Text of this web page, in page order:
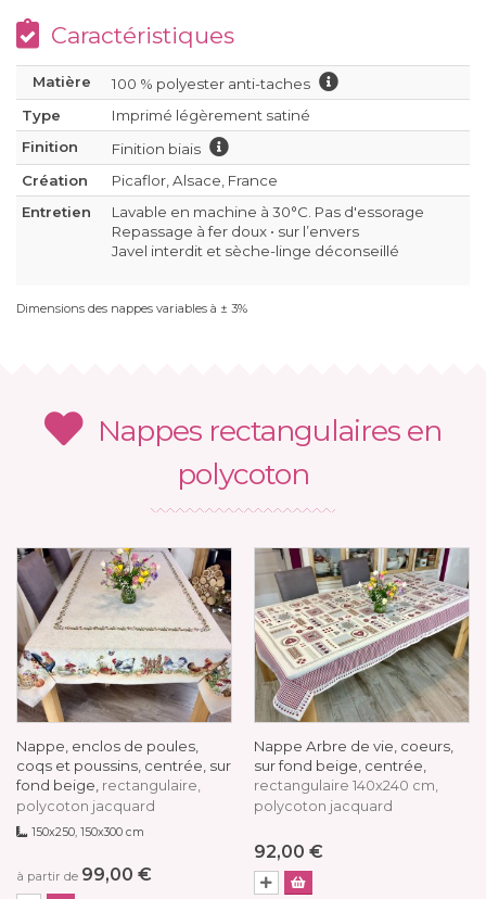
Caractéristiques
Matière
100 % polyester anti-taches
Type
Imprimé légèrement satiné
Finition
Finition biais
Création
Picaflor, Alsace, France
Entretien
Lavable en machine à 30°C. Pas d'essorage
Repassage à fer doux • sur l’envers
Javel interdit et sèche-linge déconseillé
Dimensions des nappes variables à ± 3%
Nappes rectangulaires en
polycoton
Nappe, enclos de poules,
coqs et poussins, centrée, sur
fond beige, rectangulaire,
polycoton jacquard
150x250, 150x300 cm
à partir de 99,00 €
Nappe Arbre de vie, coeurs,
sur fond beige, centrée,
rectangulaire 140x240 cm,
polycoton jacquard
92,00 €